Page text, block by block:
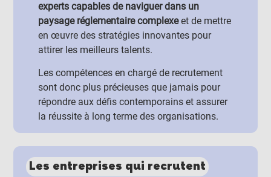
experts capables de naviguer dans un
paysage réglementaire complexeet de mettre
en œuvre des stratégies innovantes pour
attirer les meilleurs talents.
Les compétences en chargé de recrutement
sont donc plus précieuses que jamais pour
répondre aux défis contemporains et assurer
la réussite à long terme des organisations.
Les entreprises qui recrutent